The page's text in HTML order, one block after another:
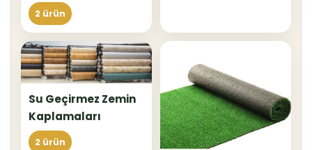
2 ürün
Su Geçirmez Zemin
Kaplamaları
2 ürün